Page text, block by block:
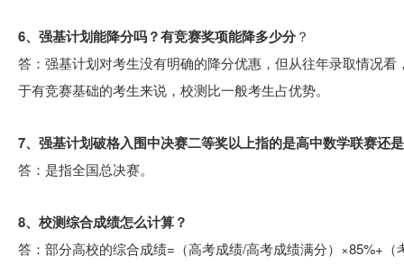
6、强基计划能降分吗？有竞赛奖项能降多少分？
答：强基计划对考生没有明确的降分优惠，但从往年录取情况
于有竞赛基础的考生来说，校测比一般考生占优势。
7、强基计划破格入围中决赛二等奖以上指的是高中数学联赛还
答：是指全国总决赛。
8、校测综合成绩怎么计算？
答：部分高校的综合成绩=（高考成绩/高考成绩满分）×85%+